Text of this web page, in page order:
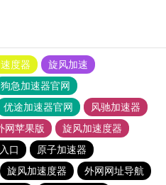
度器
旋风加速
狗急加速器官网
优途加速器官网
风驰加速器
网苹果版
旋风加速度器
口
原子加速器
旋风加速度器 外网网址导航